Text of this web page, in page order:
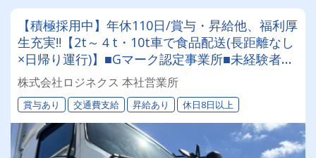
【積極採用中】年休110日/賞与・昇給他、福利厚
生充実‼【2t～４t・10t車で食品配送(長距離なし
×日帰り運行)】■Gマーク認定事業所■未経験者・
経験者共に大歓迎■手厚い研修■資格取得制度(大
型取得実績有)
株式会社ロジネクス 本社営業所
賞与あり 交通費支給 昇給あり 休日8日以上